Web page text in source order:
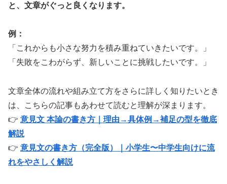
と、文章がぐっと良くなります。
例：
「これからも小さな努力を積み重ねていきたいです。」
「失敗をこわがらず、新しいことに挑戦したいです。」
文章全体の流れや組み立て方をさらに詳しく知りたいとき
は、こちらの記事もあわせて読むと理解が深まります。
👉 意見文 本論の書き方｜理由→具体例→補足の型を徹底
解説
👉 意見文の書き方（完全版）｜小学生〜中学生向けに流
れをやさしく解説